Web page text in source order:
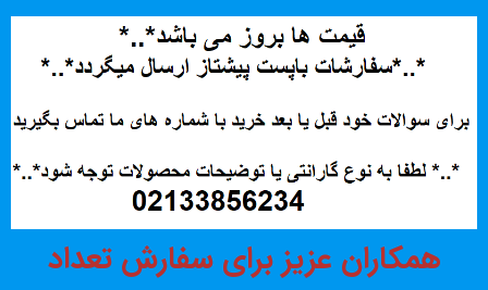
همکاران عزیز برای سفارش تعداد